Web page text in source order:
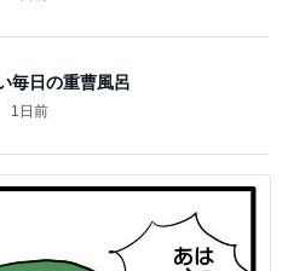
毎日の重曹風呂
1日前